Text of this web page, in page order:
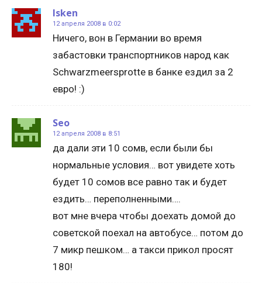
Isken
12 апреля 2008 в 0:02
Ничего, вон в Германии во время
забастовки транспортников народ как
Schwarzmeersprotte в банке ездил за 2
евро! :)
Seo
12 апреля 2008 в 8:51
да дали эти 10 сомв, если были бы
нормальные условия… вот увидете хоть
будет 10 сомов все равно так и будет
ездить… переполненными….
вот мне вчера чтобы доехать домой до
советской поехал на автобусе… потом до
7 микр пешком… а такси прикол просят
180!